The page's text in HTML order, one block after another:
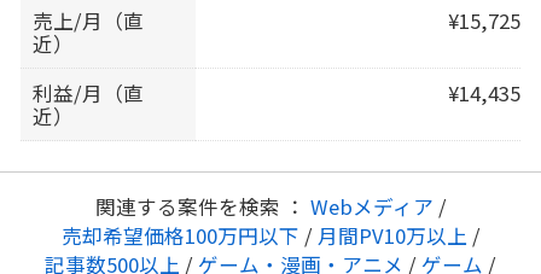
売上/月（直
近）
¥15,725
利益/月（直
近）
¥14,435
関連する案件を検索 ： Webメディア /
売却希望価格100万円以下 / 月間PV10万以上 /
記事数500以上 / ゲーム・漫画・アニメ / ゲーム /